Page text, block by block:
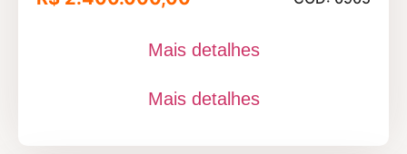
Mais detalhes
Mais detalhes